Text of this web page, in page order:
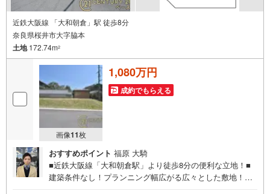
近鉄大阪線 「大和朝倉」駅 徒歩8分
奈良県桜井市大字脇本
土地172.74m2
画像11枚
1,080万円
成約でもらえる
おすすめポイント 福原 大騎
■近鉄大阪線「大和朝倉駅」より徒歩8分の便利な立地！■
建築条件なし！プランニング幅広がる広々とした敷地！◇